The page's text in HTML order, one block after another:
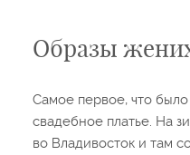
Образы
Самое первое, что
свадебное платье. На
во Владивосток и там